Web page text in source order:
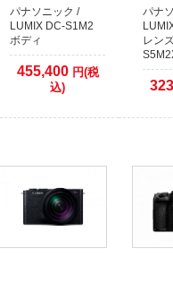
ご連絡していただきますようお願
パナソニック /
LUMIX DC-S1M2
ボディ
455,400円(税
込)
パナ
レン